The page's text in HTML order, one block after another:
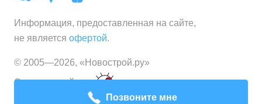
Позвоните мне
Информация, предоставленная на сайте,
не является офертой.
© 2005—2026, «Новострой.ру»
Создание сайта